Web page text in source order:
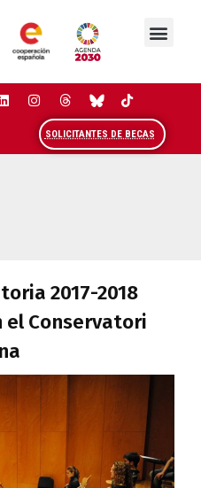
SOLICITANTES DE BECAS
2017-2018
el Conservatori